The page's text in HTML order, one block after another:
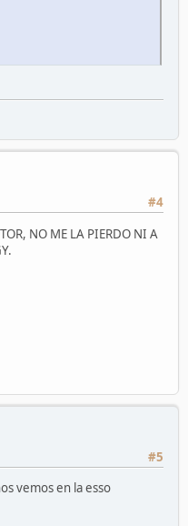
#4
NO ME LA PIERDO NI A
#5
vemos en la esso